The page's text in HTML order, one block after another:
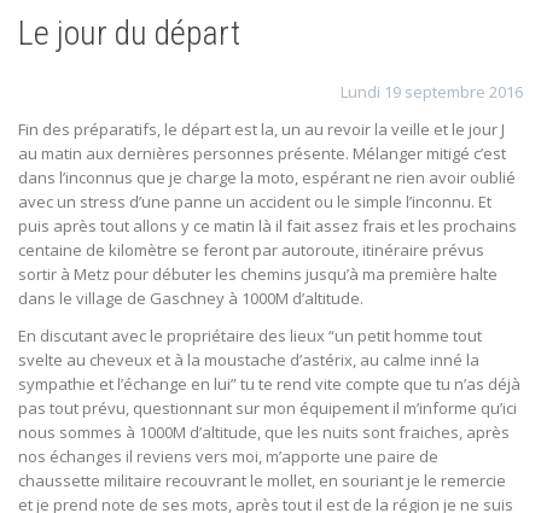
Le jour du départ
Lundi 19 septembre 2016
Fin des préparatifs, le départ est la, un au revoir la veille et le jour J
au matin aux dernières personnes présente. Mélanger mitigé c’est
dans l’inconnus que je charge la moto, espérant ne rien avoir oublié
avec un stress d’une panne un accident ou le simple l’inconnu. Et
puis après tout allons y ce matin là il fait assez frais et les prochains
centaine de kilomètre se feront par autoroute, itinéraire prévus
sortir à Metz pour débuter les chemins jusqu’à ma première halte
dans le village de Gaschney à 1000M d’altitude.
En discutant avec le propriétaire des lieux “un petit homme tout
svelte au cheveux et à la moustache d’astérix, au calme inné la
sympathie et l’échange en lui” tu te rend vite compte que tu n’as déjà
pas tout prévu, questionnant sur mon équipement il m’informe qu’ici
nous sommes à 1000M d’altitude, que les nuits sont fraiches, après
nos échanges il reviens vers moi, m’apporte une paire de
chaussette militaire recouvrant le mollet, en souriant je le remercie
et je prend note de ses mots, après tout il est de la région je ne suis